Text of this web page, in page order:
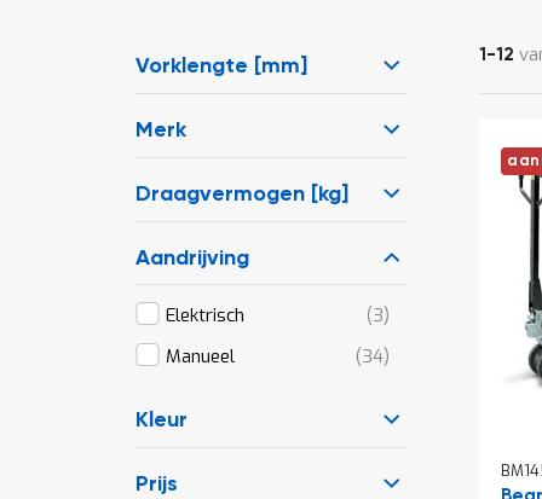
Vorklengte [mm]
Merk
Draagvermogen [kg]
Aandrijving
Elektrisch 3
producten
Manueel
34
producten
Kleur
Prijs
1 -12